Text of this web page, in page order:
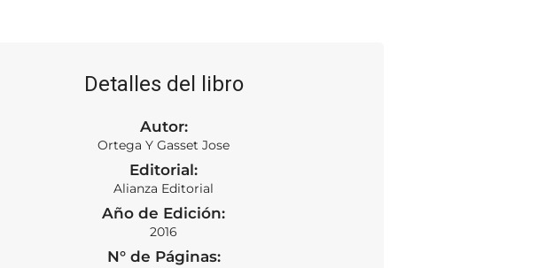
Detalles del libro
Autor:
Ortega Y Gasset Jose
Editorial:
Alianza Editorial
Año de Edición:
2016
N° de Páginas: